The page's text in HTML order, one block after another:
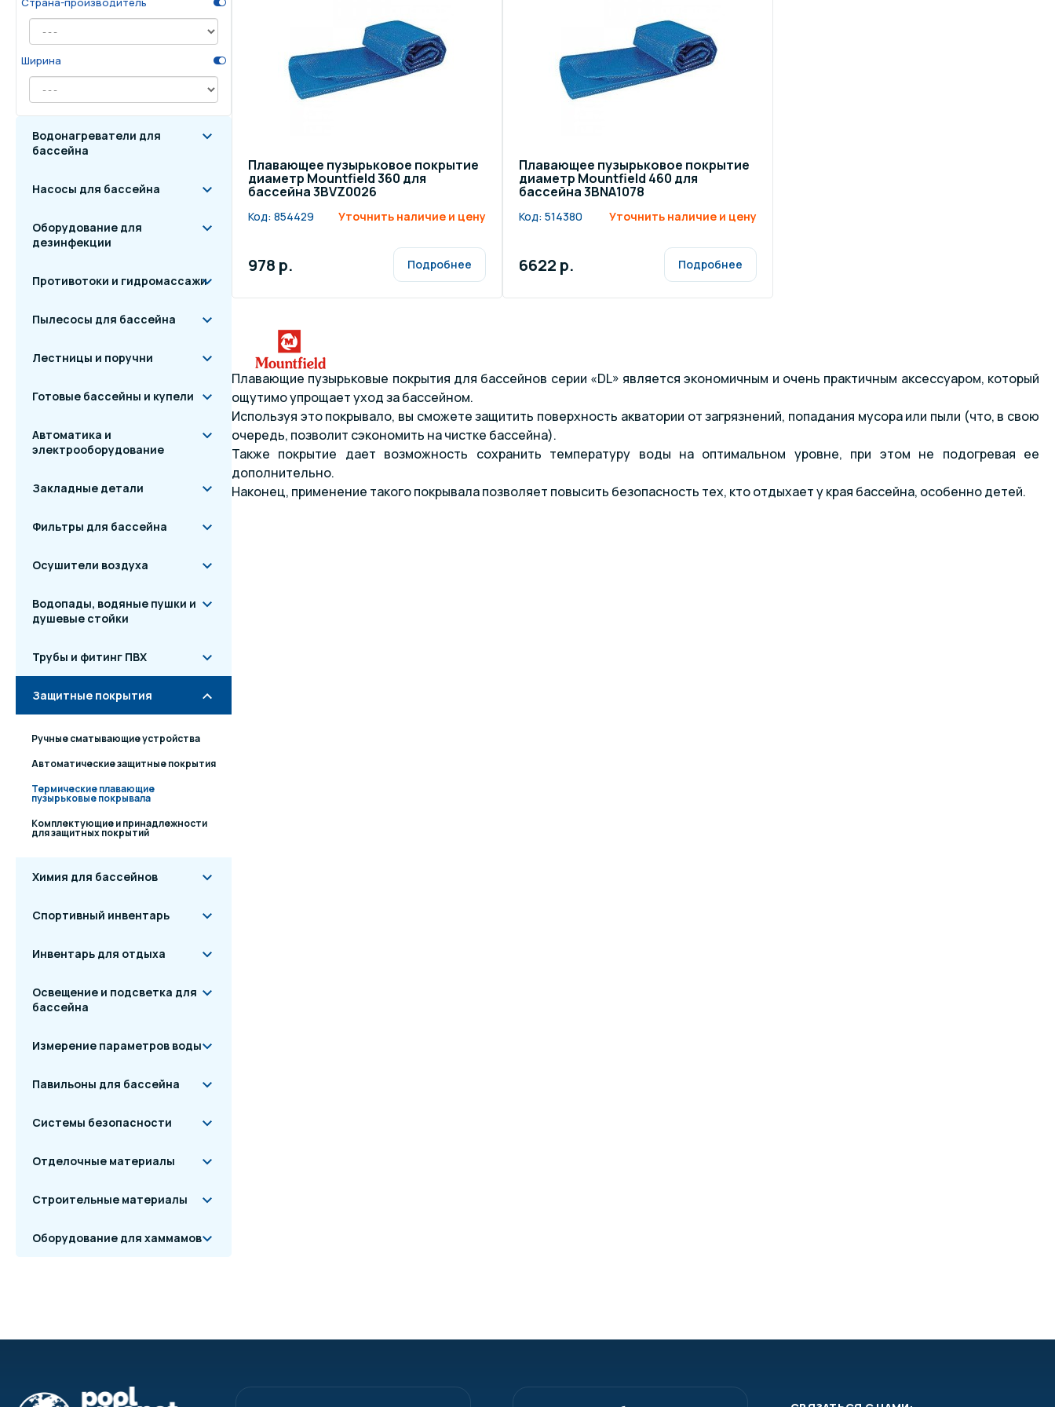
Освещение и подсветка для
бассейна
Измерение параметров воды
Отделочные материалы Строительные материалы
Ширина
Водонагреватели для
бассейна
Насосы для бассейна
Оборудование для
дезинфекции
Противотоки и гидромассажи
Пылесосы для бассейна
Лестницы и поручни
Готовые бассейны и купели
Автоматика и
электрооборудование
Закладные детали
Фильтры для бассейна
Осушители воздуха
Водопады, водяные пушки и
душевые стойки
Трубы и фитинг ПВХ
Защитные покрытия
Ручные сматывающие устройства
Автоматические защитные покрытия
Термические плавающие
пузырьковые покрывала
Комплектующие и принадлежности
для защитных покрытий
Химия для бассейнов
Спортивный инвентарь
Инвентарь для отдыха
Освещение и подсветка для
бассейна
Измерение параметров воды
Павильоны для бассейна
Системы безопасности
Отделочные материалы
Строительные материалы
Оборудование для хаммамов
Плавающее пузырьковое покрытие
диаметр Mountfield 360 для
бассейна 3BVZ0026
Код: 854429 Уточнить наличие и цену
978 р. Подробнее
Плавающее пузырьковое покрытие
диаметр Mountfield 460 для
бассейна 3BNA1078
Код: 514380 Уточнить наличие и цену
6622 р. Подробнее
Плавающие пузырьковые покрытия для бассейнов серии «DL» является экономичным и очень практичным аксессуаром, который
ощутимо упрощает уход за бассейном.
Используя это покрывало, вы сможете защитить поверхность акватории от загрязнений, попадания мусора или пыли (что, в свою
очередь, позволит сэкономить на чистке бассейна).
Также покрытие дает возможность сохранить температуру воды на оптимальном уровне, при этом не подогревая ее
дополнительно.
Наконец, применение такого покрывала позволяет повысить безопасность тех, кто отдыхает у края бассейна, особенно детей.